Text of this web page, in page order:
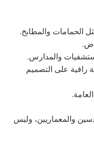
الحمامات والمطابخ.
والمدارس.
راقية على التصميم
والمعماريين، وليس